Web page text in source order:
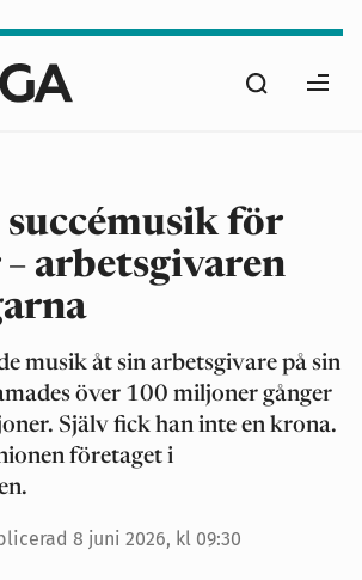
Sök
succémusik för
arbetsgivaren
musik åt sin arbetsgivare på sin
över 100 miljoner gånger
Själv fick han inte en krona.
företaget i
8 juni 2026, kl 09:30